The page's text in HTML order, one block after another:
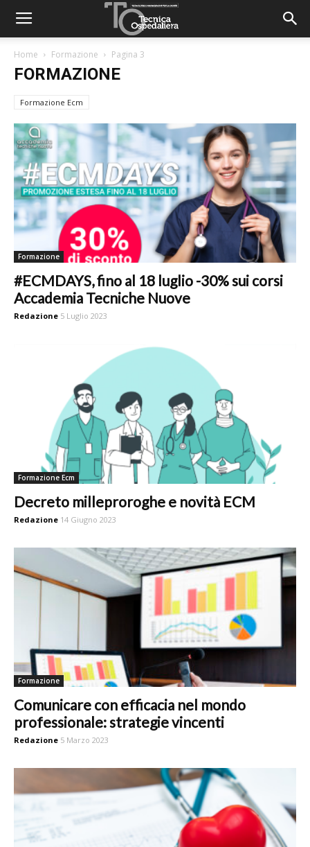
Home Formazione Pagina 3
FORMAZIONE
Formazione Ecm
Formazione
#ECMDAYS, fino al 18 luglio -30% sui corsi
Accademia Tecniche Nuove
Redazione 5 Luglio 2023
Formazione Ecm
Decreto milleproroghe e novità ECM
Redazione 14 Giugno 2023
Formazione
Comunicare con efficacia nel mondo
professionale: strategie vincenti
Redazione 5 Marzo 2023